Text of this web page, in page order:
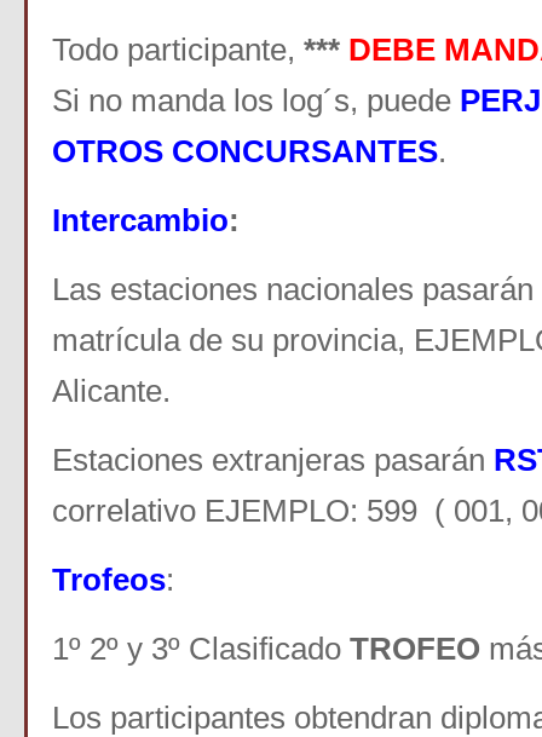
Todo participante, *** DEBE
Si no manda los log´s, puede
OTROS CONCURSANTES.
Intercambio:
Las estaciones nacionales pasarán
matrícula de su provincia,
Alicante.
Estaciones extranjeras pasarán
correlativo EJEMPLO: 599 ( 001,
Trofeos:
1º 2º y 3º Clasificado TROFEO
Los participantes obtendran